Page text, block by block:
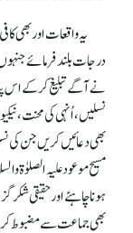
یہ واقعات اور بھی
درجات بلند فرمائے
نے آگے تبلیغ کر کے اس
نسلیں، اُنہی کی محنت،
بھی دعائیں کریں جن
مسیح موعود علیہ الصلوٰۃ
ہونا چاہئے اور حقیقی
بھی جماعت سے مضبوط